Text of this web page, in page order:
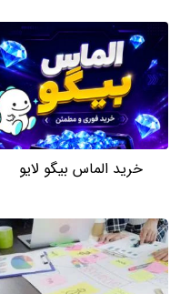
خرید الماس بیگو لایو